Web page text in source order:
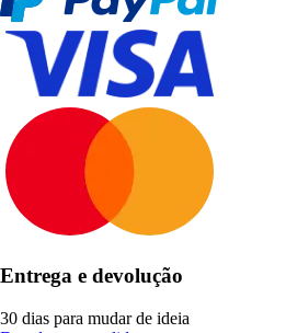
Entrega e devolução
30 dias para mudar de ideia